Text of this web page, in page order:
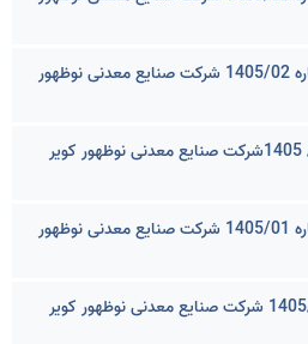
آگهی تمدید مزایده عمومی شماره 1405/02 شرکت صنایع معدنی نوظهور
آگهی مزایده عمومی شماره 02/ 1405شرکت صنایع معدنی نوظهور کویر
آگهی تمدید مزایده عمومی شماره 1405/01 شرکت صنایع معدنی نوظهور
آگهی مزایده عمومی شماره 1405/01 شرکت صنایع معدنی نوظهور کویر